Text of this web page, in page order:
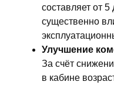
составляет от 5
существенно
Улучшение
За счёт
в кабине